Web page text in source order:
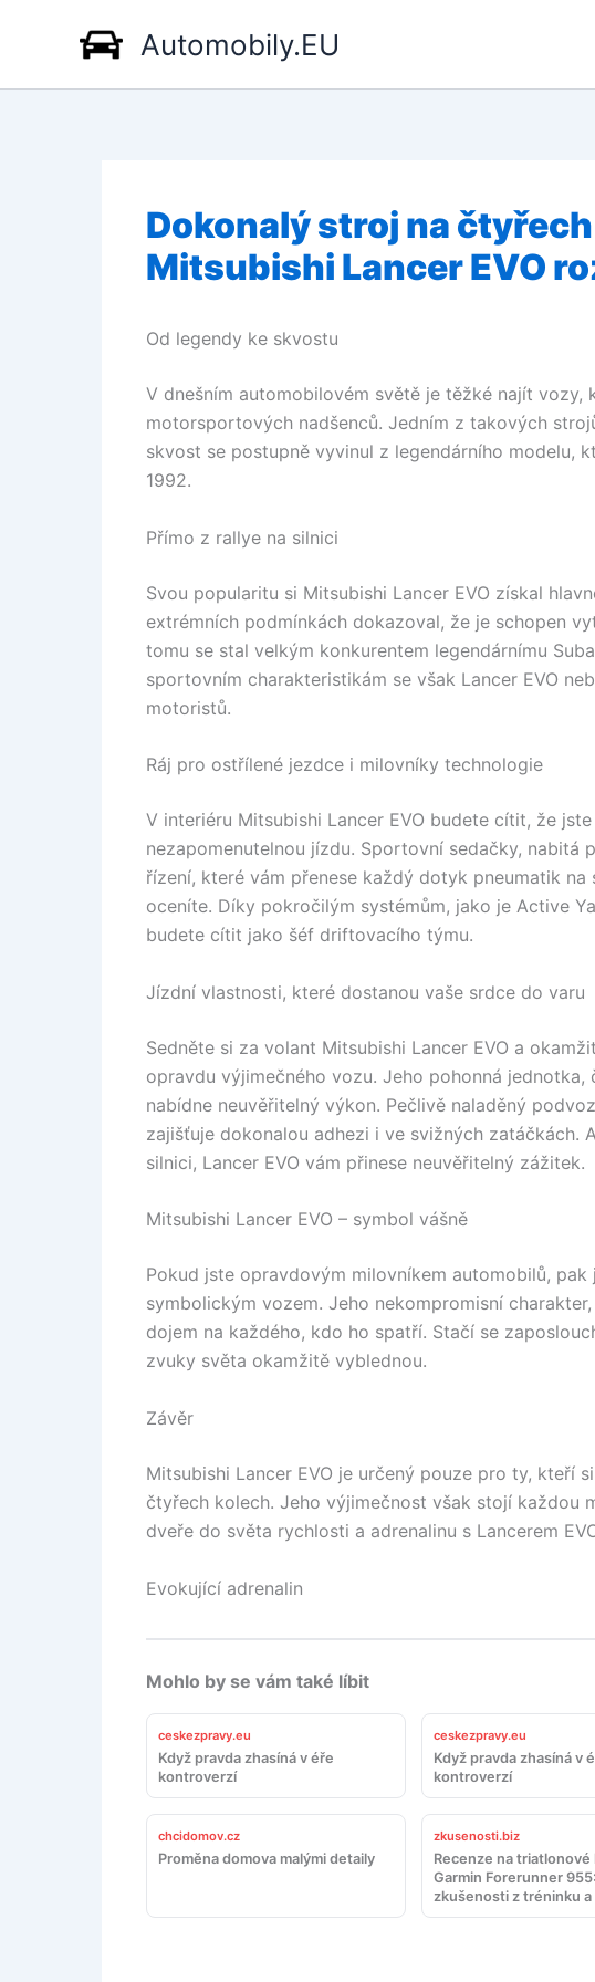
Automobily.EU
Dokonalý stroj na
Mitsubishi Lancer EVO
Od legendy ke skvostu
V dnešním automobilovém světě je těžké najít
motorsportových nadšenců. Jedním z takových
skvost se postupně vyvinul z legendárního modelu,
1992.
Přímo z rallye na silnici
Svou popularitu si Mitsubishi Lancer EVO získal
extrémních podmínkách dokazoval, že je schopen
tomu se stal velkým konkurentem legendárnímu
sportovním charakteristikám se však Lancer EVO
motoristů.
Ráj pro ostřílené jezdce i milovníky technologie
V interiéru Mitsubishi Lancer EVO budete cítit, že
nezapomenutelnou jízdu. Sportovní sedačky, nabitá
řízení, které vám přenese každý dotyk pneumatik
oceníte. Díky pokročilým systémům, jako je Active
budete cítit jako šéf driftovacího týmu.
Jízdní vlastnosti, které dostanou vaše srdce do varu
Sedněte si za volant Mitsubishi Lancer EVO a
opravdu výjimečného vozu. Jeho pohonná
nabídne neuvěřitelný výkon. Pečlivě naladěný
zajišťuje dokonalou adhezi i ve svižných zatáčkách.
silnici, Lancer EVO vám přinese neuvěřitelný zážitek.
Mitsubishi Lancer EVO – symbol vášně
Pokud jste opravdovým milovníkem automobilů, pak
symbolickým vozem. Jeho nekompromisní
dojem na každého, kdo ho spatří. Stačí se
zvuky světa okamžitě vyblednou.
Závěr
Mitsubishi Lancer EVO je určený pouze pro ty, kteří
čtyřech kolech. Jeho výjimečnost však stojí každou
dveře do světa rychlosti a adrenalinu s Lancerem
Evokující adrenalin
Mohlo by se vám také líbit
ceskezpravy.eu
Když pravda zhasíná v éře
kontroverzí
ceskezpravy.eu
Když pravda zhasíná v
kontroverzí
chcidomov.cz
Proměna domova malými detaily
zkusenosti.biz
Recenze na triatlonové
Garmin Forerunner
zkušenosti z tréninku a